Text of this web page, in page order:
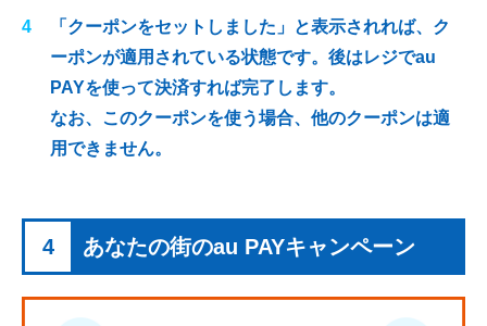
「クーポンをセットしました」と表示されれば、ク
ーポンが適用されている状態です。後はレジでau
PAYを使って決済すれば完了します。
なお、このクーポンを使う場合、他のクーポンは適
用できません。
4 あなたの街のau PAYキャンペーン